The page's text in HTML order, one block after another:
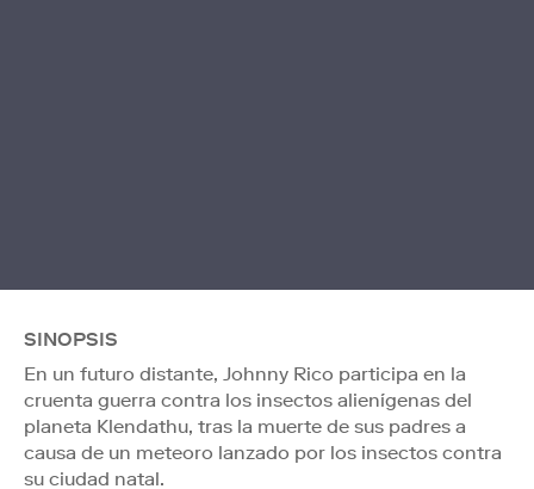
SINOPSIS
En un futuro distante, Johnny Rico participa en la
cruenta guerra contra los insectos alienígenas del
planeta Klendathu, tras la muerte de sus padres a
causa de un meteoro lanzado por los insectos contra
su ciudad natal.